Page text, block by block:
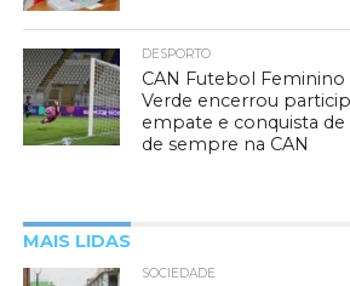
DESPORTO
CAN Futebol Feminino
Verde encerrou
empate e conquista
de sempre na CAN
MAIS LIDAS
SOCIEDADE